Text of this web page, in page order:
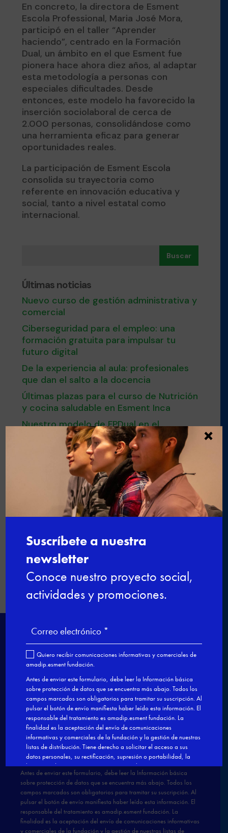
En concreto, la directora de Esment
Escola Professional, Maria José Mora,
participó en el taller “Aprender
haciendo”, centrado en la Formación
Dual, un ámbito en el que Esment fue
pionera hace ahora diez años, al adaptar
esta metodología a personas con
especiales dificultades. Desde
entonces, este modelo ha favorecido la
inserción sociolaboral de cerca de
2.000 personas, consolidándose como
una herramienta eficaz para generar
oportunidades reales.
La participación de Esment Escola
consolida su trayectoria como
referente en innovación educativa y
social, tanto a nivel estatal como
internacional.
Buscar
Últimas noticias
Nuevo curso de gestión administrativa y
comercial
Ciberseguridad para el empleo: una
formación gratuita para impulsar tu
futuro digital
De la experiencia al aula: profesionales
que dan el salto a la docencia
Últimas plazas para el curso de Nutrición
y cocina saludable en Esment Inca
Nuestro modelo de FPDual en el
Congreso estatal sobre Empleo

←Josep Planisi, talento de Esment
ProturChef 2026
Nuestro modelo de FPDual en el
Congreso estatal sobre Empleo
×